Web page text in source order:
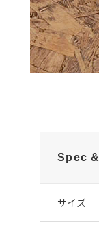
Spec
サイズ